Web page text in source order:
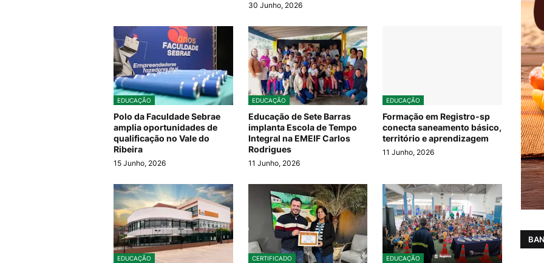
30 Junho, 2026
EDUCAÇÃO
Polo da Faculdade Sebrae
amplia oportunidades de
qualificação no Vale do
Ribeira
15 Junho, 2026
EDUCAÇÃO
Educação de Sete Barras
implanta Escola de Tempo
Integral na EMEIF Carlos
Rodrigues
11 Junho, 2026
EDUCAÇÃO
Formação em Registro-sp
conecta saneamento básico,
território e aprendizagem
11 Junho, 2026
EDUCAÇÃO CERTIFICADO EDUCAÇÃO